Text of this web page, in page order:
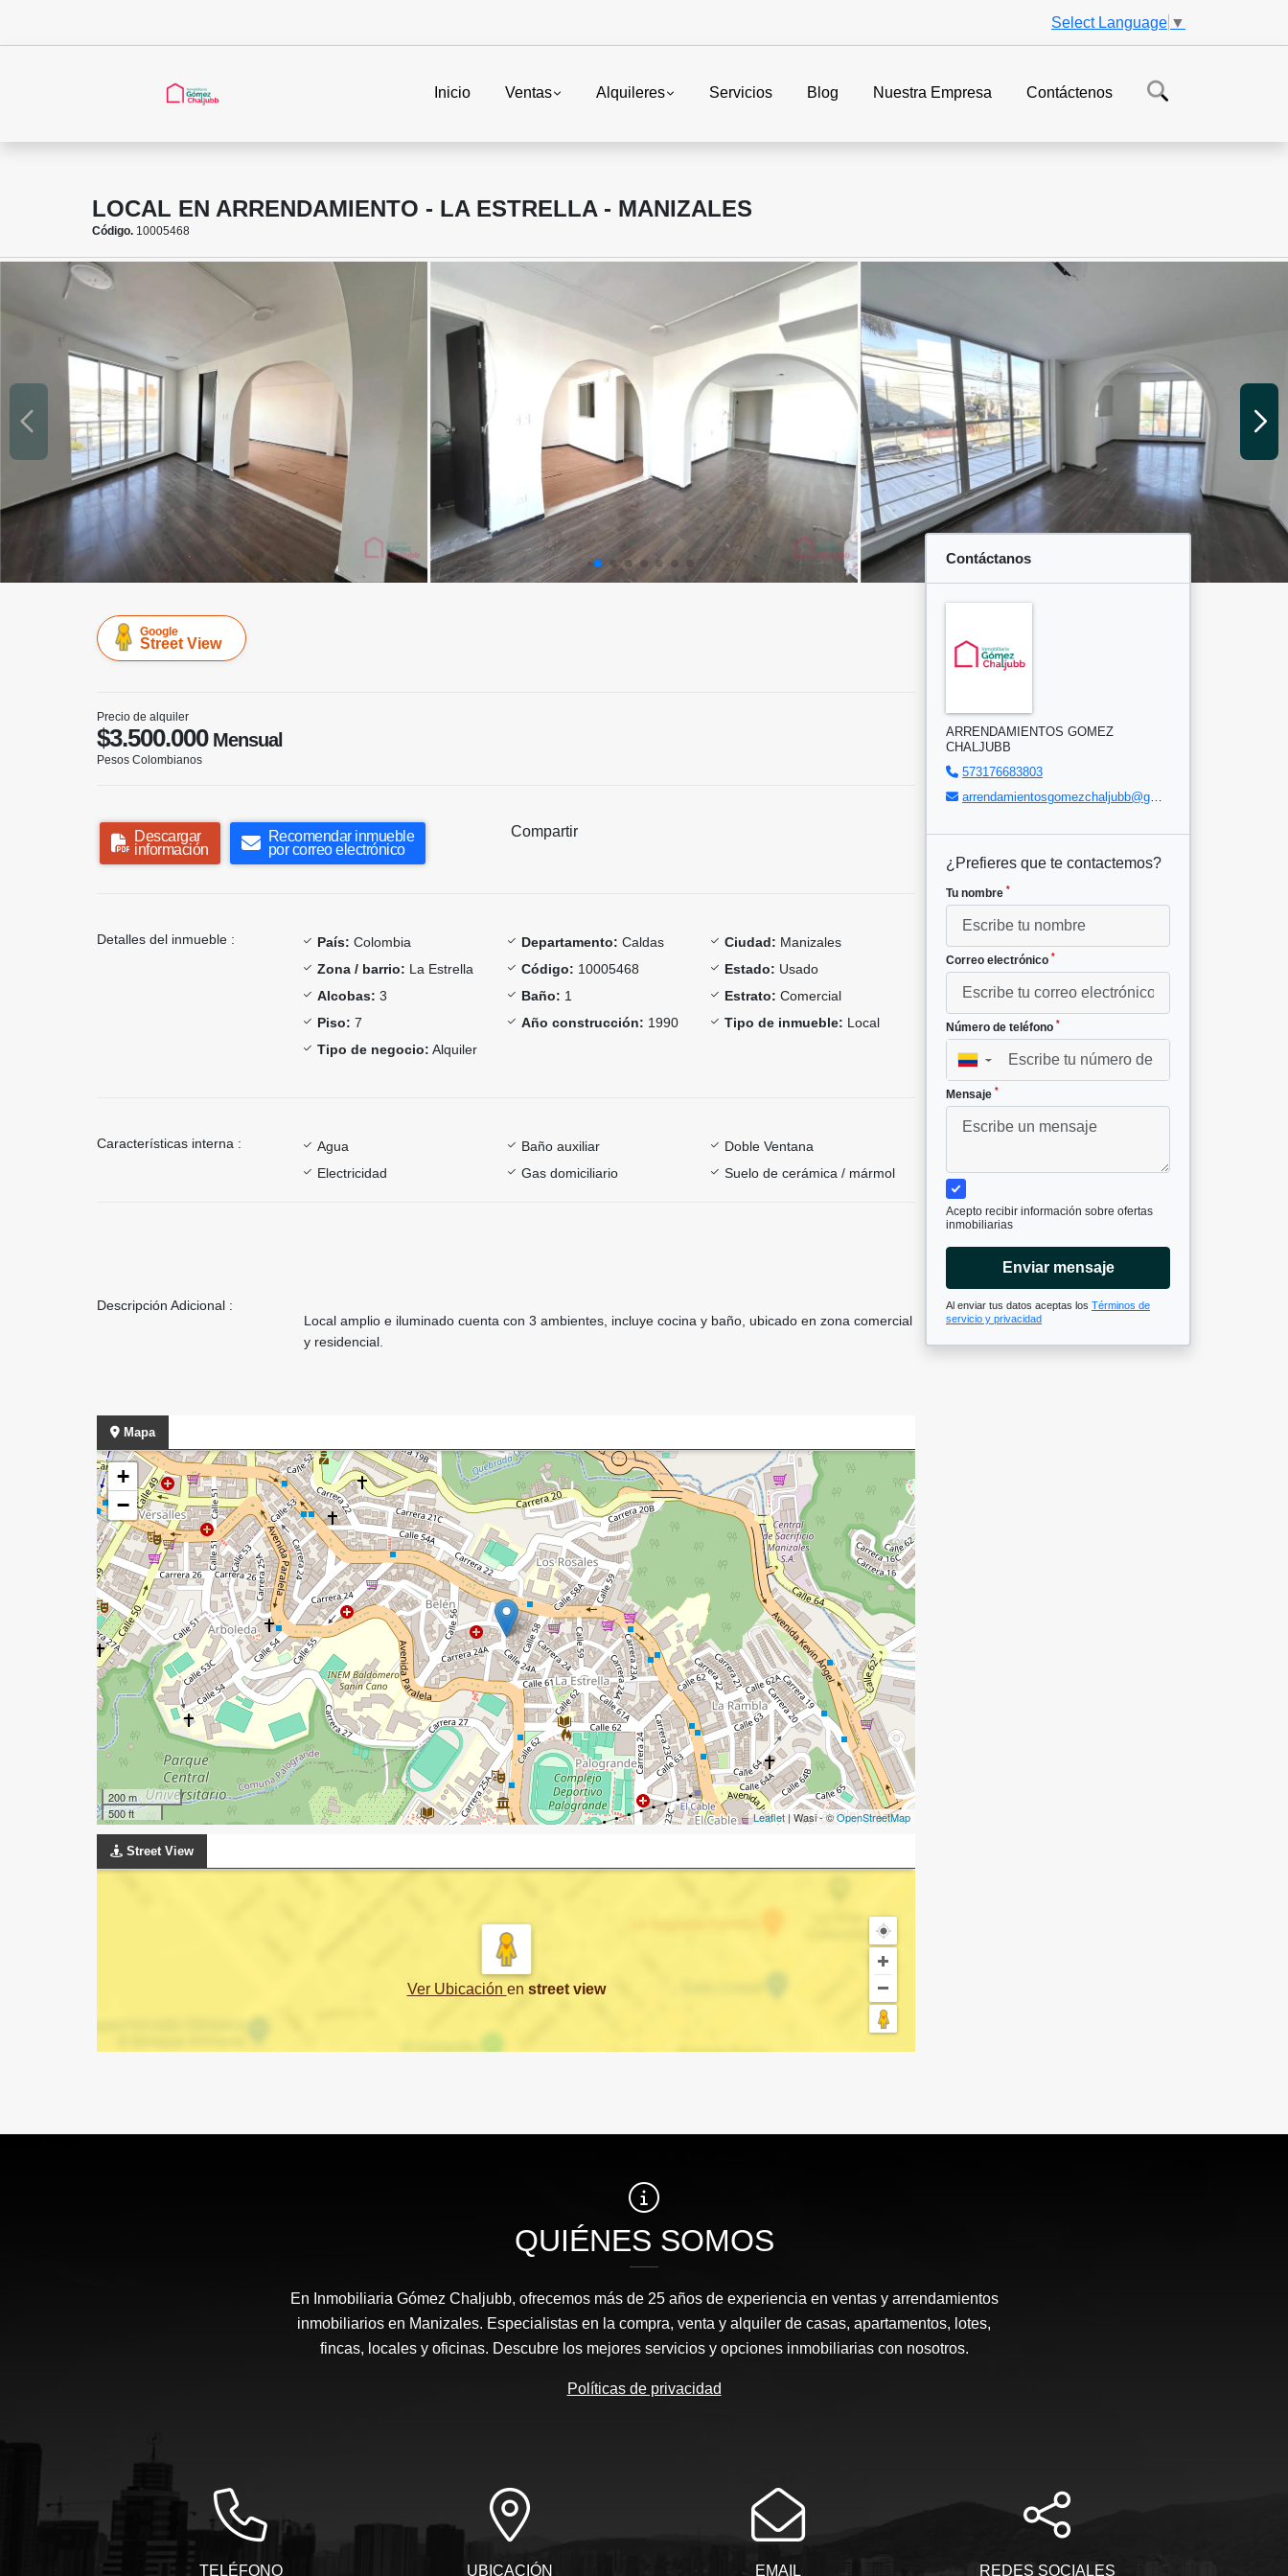
Select Language ▼
Inicio Ventas Alquileres Servicios Blog Nuestra Empresa Contáctenos
LOCAL EN ARRENDAMIENTO - LA ESTRELLA - MANIZALES
Código. 10005468
Google
Street View
Precio de alquiler
$3.500.000Mensual
Pesos Colombianos
Descargar
información
Recomendar inmueble
por correo electrónico
Compartir
Detalles del inmueble : País: Colombia Departamento: Caldas Ciudad: Manizales
Zona / barrio: La Estrella Código: 10005468 Estado: Usado
Alcobas: 3 Baño: 1 Estrato: Comercial
Piso: 7 Año construcción: 1990 Tipo de inmueble: Local
Tipo de negocio: Alquiler
Características interna : Agua Baño auxiliar
Doble Ventana
Electricidad
Gas domiciliario Suelo de cerámica / mármol
Descripción Adicional :
Local amplio e iluminado cuenta con 3 ambientes, incluye cocina y baño, ubicado en zona comercial
y residencial.
Mapa
+
−
200 m
500 ft
Leaflet| Wasi - ©OpenStreetMap
Street View
Ver Ubicación en street view
Contáctanos
ARRENDAMIENTOS GOMEZ
CHALJUBB
573176683803
arrendamientosgomezchaljubb@gmail.com
¿Prefieres que te contactemos?
Tu nombre *
Correo electrónico *
Número de teléfono *
▼
Mensaje *
Acepto recibir información sobre ofertas
inmobiliarias
Enviar mensaje
Al enviar tus datos aceptas los Términos de
servicio y privacidad
QUIÉNES SOMOS
En Inmobiliaria Gómez Chaljubb, ofrecemos más de 25 años de experiencia en ventas y arrendamientos
inmobiliarios en Manizales. Especialistas en la compra, venta y alquiler de casas, apartamentos, lotes,
fincas, locales y oficinas. Descubre los mejores servicios y opciones inmobiliarias con nosotros.
Políticas de privacidad
TELÉFONO UBICACIÓN EMAIL REDES SOCIALES